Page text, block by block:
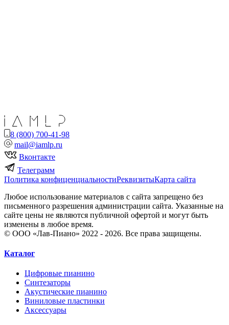
8 (800) 700-41-98
mail@iamlp.ru
Вконтакте
Телеграмм
Политика конфиценциальностиРеквизитыКарта сайта
Любое использование материалов с сайта запрещено без
письменного разрешения администрации сайта. Указанные на
сайте цены не являются публичной офертой и могут быть
изменены в любое время.
© ООО «Лав-Пиано» 2022 - 2026. Все права защищены.
Каталог
Цифровые пианино
Синтезаторы
Акустические пианино
Виниловые пластинки
Аксессуары